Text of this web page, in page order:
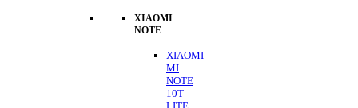
XIAOMI
NOTE
XIAOMI
MI
NOTE
10T